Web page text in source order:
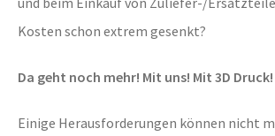
Kosten schon extrem gesenkt?
Da geht noch mehr! Mit uns! Mit 3D Druck!
Einige Herausforderungen können nicht